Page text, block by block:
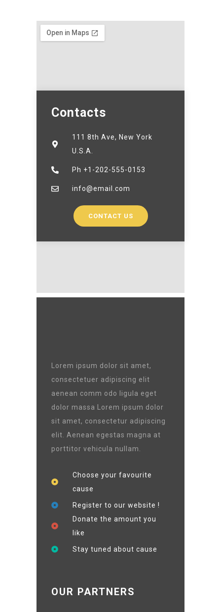
Contacts
111 8th Ave, New York
U.S.A.
Ph +1-202-555-0153
info@email.com
CONTACT US
Lorem ipsum dolor sit amet,
consectetuer adipiscing elit
aenean comm odo ligula eget
dolor massa Lorem ipsum dolor
sit amet, consectetur adipiscing
elit. Aenean egestas magna at
porttitor vehicula nullam.
Choose your favourite
cause
Register to our website !
Donate the amount you
like
Stay tuned about cause
OUR PARTNERS